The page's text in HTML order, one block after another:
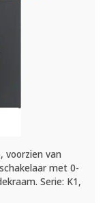
voorzien van
met 0-
Serie: K1,